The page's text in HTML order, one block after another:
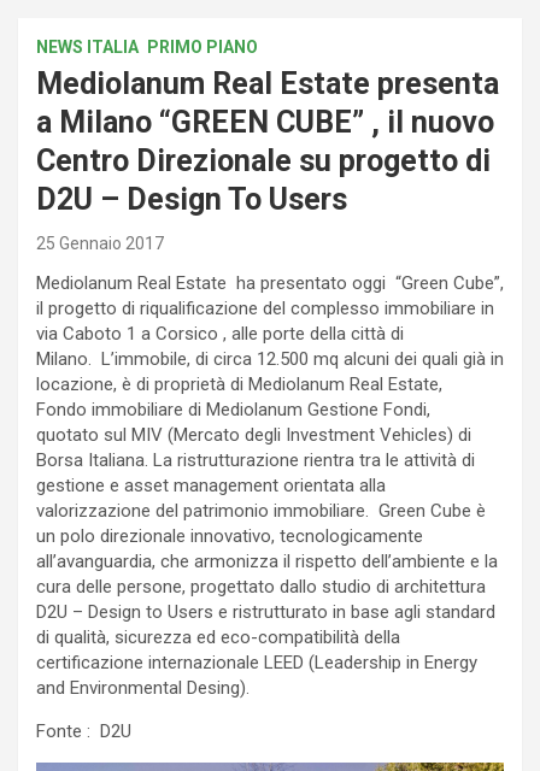
NEWS ITALIA PRIMO PIANO
Mediolanum Real Estate presenta
a Milano “GREEN CUBE” , il nuovo
Centro Direzionale su progetto di
D2U – Design To Users
25 Gennaio 2017
Mediolanum Real Estate ha presentato oggi “Green Cube”,
il progetto di riqualificazione del complesso immobiliare in
via Caboto 1 a Corsico , alle porte della città di
Milano. L’immobile, di circa 12.500 mq alcuni dei quali già in
locazione, è di proprietà di Mediolanum Real Estate,
Fondo immobiliare di Mediolanum Gestione Fondi,
quotato sul MIV (Mercato degli Investment Vehicles) di
Borsa Italiana. La ristrutturazione rientra tra le attività di
gestione e asset management orientata alla
valorizzazione del patrimonio immobiliare. Green Cube è
un polo direzionale innovativo, tecnologicamente
all’avanguardia, che armonizza il rispetto dell’ambiente e la
cura delle persone, progettato dallo studio di architettura
D2U – Design to Users e ristrutturato in base agli standard
di qualità, sicurezza ed eco-compatibilità della
certificazione internazionale LEED (Leadership in Energy
and Environmental Desing).
Fonte : D2U